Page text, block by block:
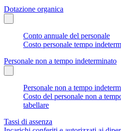
Dotazione organica
Conto annuale del personale
Costo personale tempo
Personale non a tempo indeterminato
Personale non a tempo
Costo del personale non a
tabellare
Tassi di assenza